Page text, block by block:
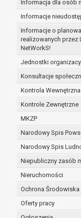
Informacja dla osób
Informacje
Informacje o
realizowanych przez
NetWorkS!
Jednostki
Konsultacje
Kontrola Wewnętrzna
Kontrole Zewnętrzne
MKZP
Narodowy Spis
Narodowy Spis
Niepubliczny zasób
Nieruchomości
Ochrona Środowiska
Oferty pracy
przypadku
danych po
czasu
Ponadto w
dane
umowy o
beneficjentem
danego
dokumentacji
W związku z
Pani/Panu:
prawo
RODO;
prawo
w